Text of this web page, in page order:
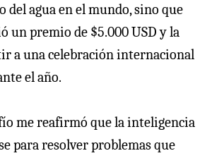
agua en el mundo, sino que
un premio de $5.000 USD y la
a una celebración internacional
el año.
me reafirmó que la inteligencia
para resolver problemas que